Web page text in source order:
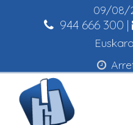
09/08/
944 666 300 |
Euskara